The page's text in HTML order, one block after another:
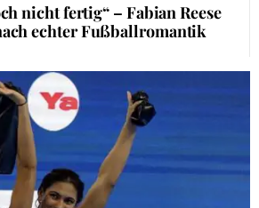
nicht fertig“ – Fabian Reese
echter Fußballromantik